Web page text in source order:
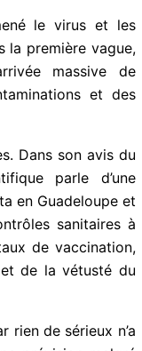
le virus et les
la première
massive
Dans son avis
parle d’une
en Guadeloupe
aux contrôles
faible taux de